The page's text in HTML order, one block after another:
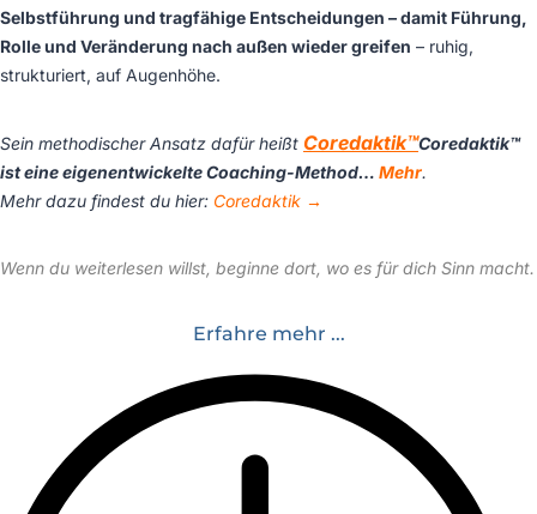
Selbstführung und tragfähige Entscheidungen – damit Führung,
Rolle und Veränderung nach außen wieder greifen – ruhig,
strukturiert, auf Augenhöhe.
Sein methodischer Ansatz dafür heißt Coredaktik™Coredaktik™
ist eine eigenentwickelte Coaching-Method… Mehr.
Mehr dazu findest du hier: Coredaktik →
Wenn du weiterlesen willst, beginne dort, wo es für dich Sinn macht.
Erfahre mehr ...